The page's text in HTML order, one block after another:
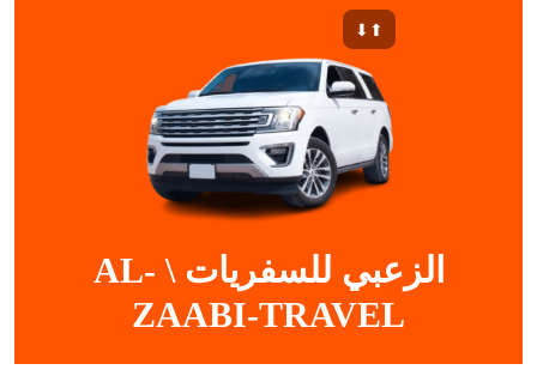
⬆︎⬇︎
الزعبي للسفريات \ AL-
ZAABI-TRAVEL